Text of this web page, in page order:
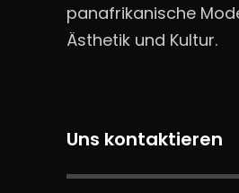
panafrikanische
Ästhetik und Kultur.
Uns kontaktieren